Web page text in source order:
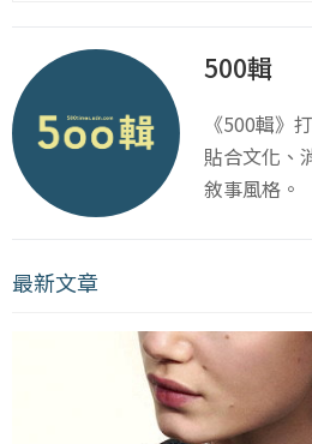
500輯
《500輯》
貼合文化、
敘事風格。
最新文章